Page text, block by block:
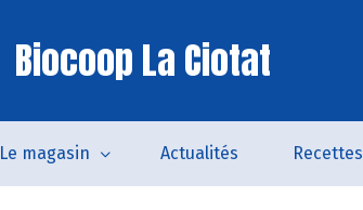
Biocoop La Ciotat
Le magasin Actualités Recettes